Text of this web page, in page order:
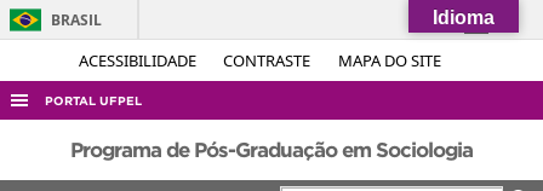
ACESSIBILIDADE CONTRASTE MAPA DO SITE
BRASIL
Simplifique!
Acesso à informação
PORTAL UFPEL
ACESSO À INFORMAÇÃO
AUDITORIA
Programa de Pós-Graduação em Sociologia
Idioma